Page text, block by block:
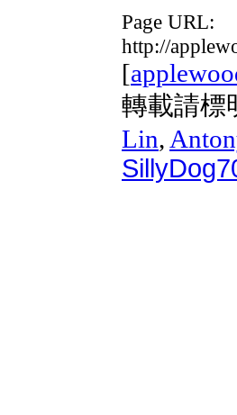
Page URL:
http://
[
轉載請標
Lin,